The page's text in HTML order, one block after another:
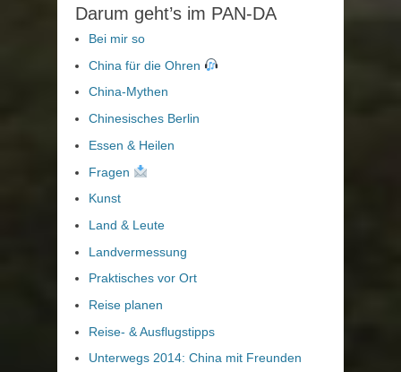
Darum geht’s im PAN-DA
Bei mir so
China für die Ohren
China-Mythen
Chinesisches Berlin
Essen & Heilen
Fragen
Kunst
Land & Leute
Landvermessung
Praktisches vor Ort
Reise planen
Reise- & Ausflugstipps
Unterwegs 2014: China mit Freunden